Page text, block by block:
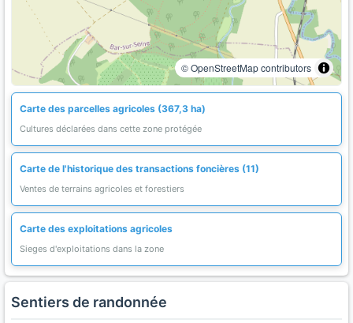
© OpenStreetMap contributors
Carte des parcelles agricoles (367,3 ha)
Cultures déclarées dans cette zone protégée
Carte de l'historique des transactions foncières (11)
Ventes de terrains agricoles et forestiers
Carte des exploitations agricoles
Sieges d'exploitations dans la zone
Sentiers de randonnée